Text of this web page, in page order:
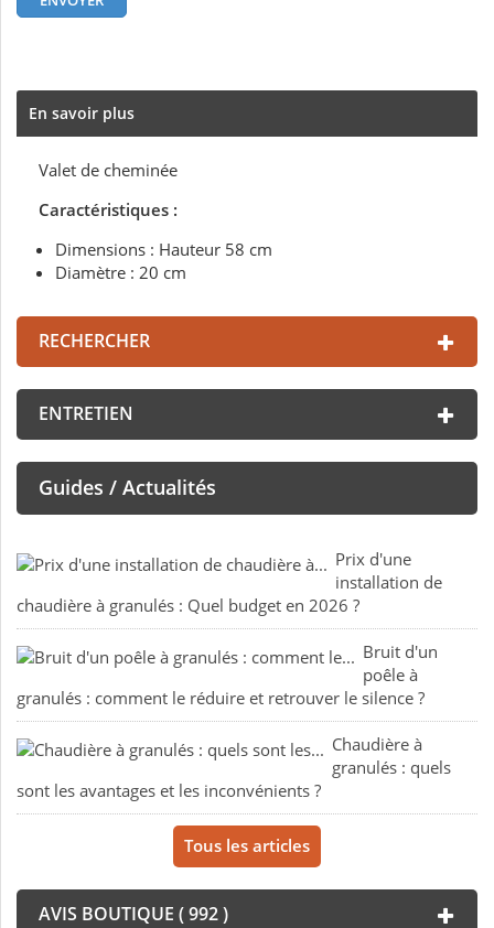
En savoir plus
Valet de cheminée
Caractéristiques :
Dimensions : Hauteur 58 cm
Diamètre : 20 cm
RECHERCHER
ENTRETIEN
Guides / Actualités
Prix d'une
installation de
chaudière à granulés : Quel budget en 2026 ?
Bruit d'un
poêle à
granulés : comment le réduire et retrouver le silence ?
Chaudière à
granulés : quels
sont les avantages et les inconvénients ?
Tous les articles
AVIS BOUTIQUE ( 992 )